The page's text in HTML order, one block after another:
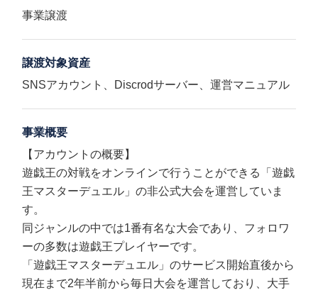
事業譲渡
譲渡対象資産
SNSアカウント、Discrodサーバー、運営マニュアル
事業概要
【アカウントの概要】
遊戯王の対戦をオンラインで行うことができる「遊戯
王マスターデュエル」の非公式大会を運営していま
す。
同ジャンルの中では1番有名な大会であり、フォロワ
ーの多数は遊戯王プレイヤーです。
「遊戯王マスターデュエル」のサービス開始直後から
現在まで2年半前から毎日大会を運営しており、大手